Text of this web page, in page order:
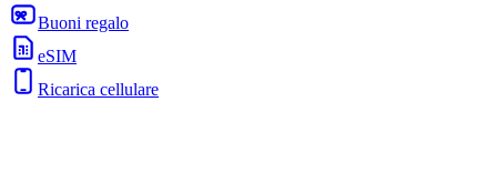
Buoni regalo
eSIM
Ricarica cellulare